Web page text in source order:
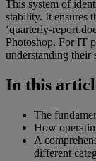
This system of
stability. It ensures
‘quarterly-
Photoshop. For IT
understanding their
In this
The
How
A
different